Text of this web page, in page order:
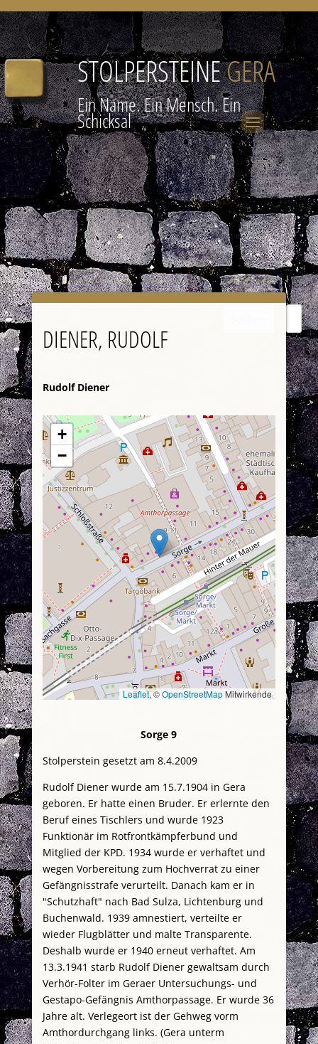
STOLPERSTEINEGERA
Ein Name. Ein Mensch. Ein
Schicksal
DIENER, RUDOLF
Rudolf Diener
+
−
Leaflet, ©OpenStreetMapMitwirkende
Sorge 9
Stolperstein gesetzt am 8.4.2009
Rudolf Diener wurde am 15.7.1904 in Gera
geboren. Er hatte einen Bruder. Er erlernte den
Beruf eines Tischlers und wurde 1923
Funktionär im Rotfrontkämpferbund und
Mitglied der KPD. 1934 wurde er verhaftet und
wegen Vorbereitung zum Hochverrat zu einer
Gefängnisstrafe verurteilt. Danach kam er in
"Schutzhaft" nach Bad Sulza, Lichtenburg und
Buchenwald. 1939 amnestiert, verteilte er
wieder Flugblätter und malte Transparente.
Deshalb wurde er 1940 erneut verhaftet. Am
13.3.1941 starb Rudolf Diener gewaltsam durch
Verhör-Folter im Geraer Untersuchungs- und
Gestapo-Gefängnis Amthorpassage. Er wurde 36
Jahre alt. Verlegeort ist der Gehweg vorm
Amthordurchgang links. (Gera unterm